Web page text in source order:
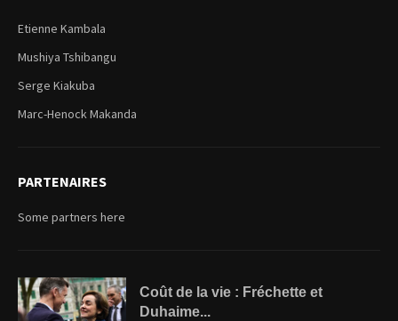
Etienne Kambala
Mushiya Tshibangu
Serge Kiakuba
Marc-Henock Makanda
PARTENAIRES
Some partners here
Coût de la vie : Fréchette et
Duhaime...